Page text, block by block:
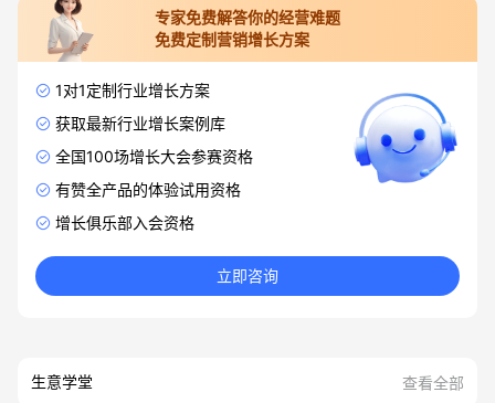
专家免费解答你的经营难题
免费定制营销增长方案
1对1定制行业增长方案
获取最新行业增长案例库
全国100场增长大会参赛资格
有赞全产品的体验试用资格
增长俱乐部入会资格
立即咨询
生意学堂 查看全部